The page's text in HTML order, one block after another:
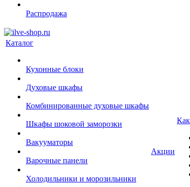
Распродажа
Каталог
Кухонные блоки
Духовые шкафы
Комбинированные духовые шкафы
Шкафы шоковой заморозки
Вакууматоры
Варочные панели
Холодильники и морозильники
Акции